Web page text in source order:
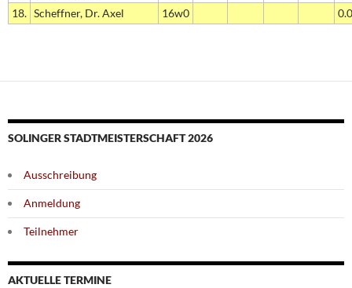
18. Scheffner, Dr. Axel 16w0 0.0
SOLINGER STADTMEISTERSCHAFT 2026
Ausschreibung
Anmeldung
Teilnehmer
AKTUELLE TERMINE